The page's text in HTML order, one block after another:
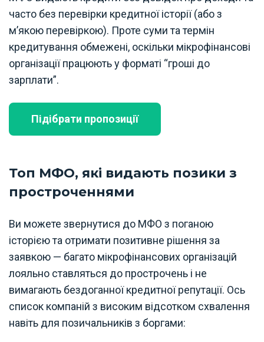
часто без перевірки кредитної історії (або з
м’якою перевіркою). Проте суми та термін
кредитування обмежені, оскільки мікрофінансові
організації працюють у форматі “гроші до
зарплати”.
Підібрати пропозиції
Топ МФО, які видають позики з
простроченнями
Ви можете звернутися до МФО з поганою
історією та отримати позитивне рішення за
заявкою — багато мікрофінансових організацій
лояльно ставляться до прострочень і не
вимагають бездоганної кредитної репутації. Ось
список компаній з високим відсотком схвалення
навіть для позичальників з боргами: